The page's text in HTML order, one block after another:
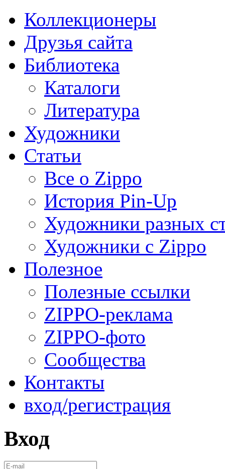
Коллекционеры
Друзья сайта
Библиотека
Каталоги
Литература
Художники
Статьи
Все о Zippo
История Pin-Up
Художники разных
Художники с Zippo
Полезное
Полезные ссылки
ZIPPO-реклама
ZIPPO-фото
Сообщества
Контакты
вход/регистрация
Вход